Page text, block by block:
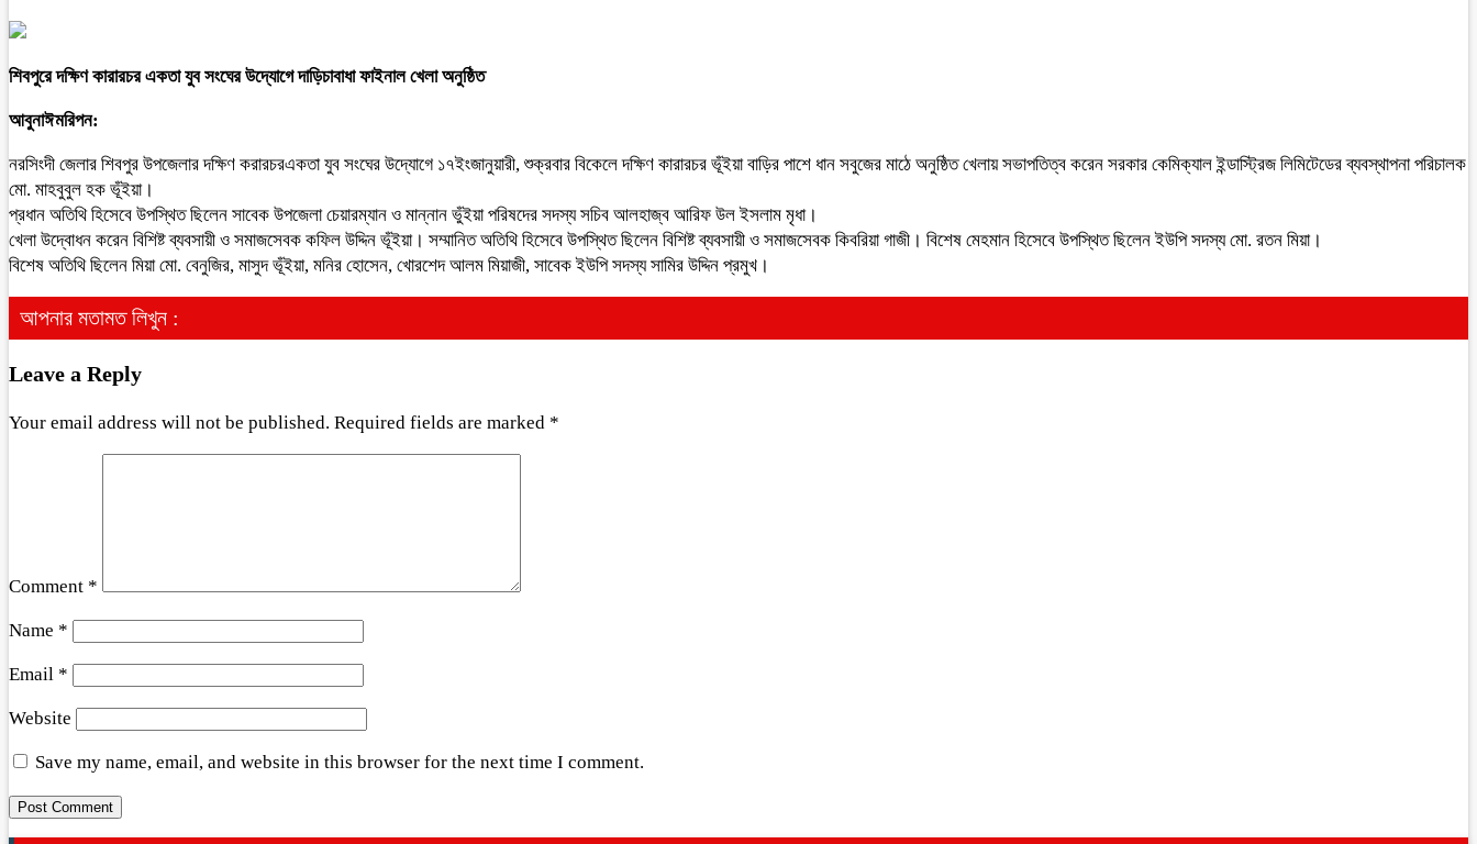
শিবপুরে দক্ষিণ কারারচর একতা যুব সংঘের উদ্যোগে দাড়িচাবাধা ফাইনাল খেলা অনুষ্ঠিত
আবুনাঈমরিপন:
নরসিংদী জেলার শিবপুর উপজেলার দক্ষিণ করারচরএকতা যুব সংঘের উদ্যোগে ১৭ইংজানুয়ারী, শুক্রবার বিকেলে দক্ষিণ কারারচর ভূঁইয়া বাড়ির পাশে ধান সবুজের মাঠে অনুষ্ঠিত খেলায় সভাপতিত্ব করেন সরকার কেমিক্যাল ইন্ডাস্ট্রিজ লিমিটেডের ব্যবস্থাপনা পরিচালক
মো. মাহবুবুল হক ভূঁইয়া।
প্রধান অতিথি হিসেবে উপস্থিত ছিলেন সাবেক উপজেলা চেয়ারম্যান ও মান্নান ভুঁইয়া পরিষদের সদস্য সচিব আলহাজ্ব আরিফ উল ইসলাম মৃধা।
খেলা উদ্বোধন করেন বিশিষ্ট ব্যবসায়ী ও সমাজসেবক কফিল উদ্দিন ভূঁইয়া। সম্মানিত অতিথি হিসেবে উপস্থিত ছিলেন বিশিষ্ট ব্যবসায়ী ও সমাজসেবক কিবরিয়া গাজী। বিশেষ মেহমান হিসেবে উপস্থিত ছিলেন ইউপি সদস্য মো. রতন মিয়া।
বিশেষ অতিথি ছিলেন মিয়া মো. বেনুজির, মাসুদ ভূঁইয়া, মনির হোসেন, খোরশেদ আলম মিয়াজী, সাবেক ইউপি সদস্য সামির উদ্দিন প্রমুখ।
আপনার মতামত লিখুন :
Leave a Reply
Your email address will not be published. Required fields are marked *
Comment *
Name *
Email *
Website
Save my name, email, and website in this browser for the next time I comment.